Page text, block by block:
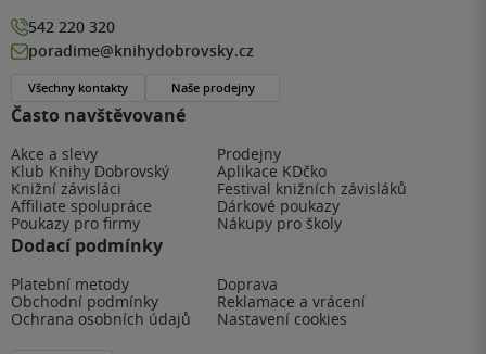
Často navštěvované
Akce a slevy
Prodejny
Klub Knihy Dobrovský
Aplikace KDčko
Knižní závisláci
Festival knižních závisláků
Affiliate spolupráce
Dárkové poukazy
Poukazy pro firmy
Nákupy pro školy
Dodací podmínky
Platební metody
Doprava
Obchodní podmínky
Reklamace a vrácení
Ochrana osobních údajů
Nastavení cookies
542 220 320
poradime@knihydobrovsky.cz
Všechny kontakty Naše prodejny